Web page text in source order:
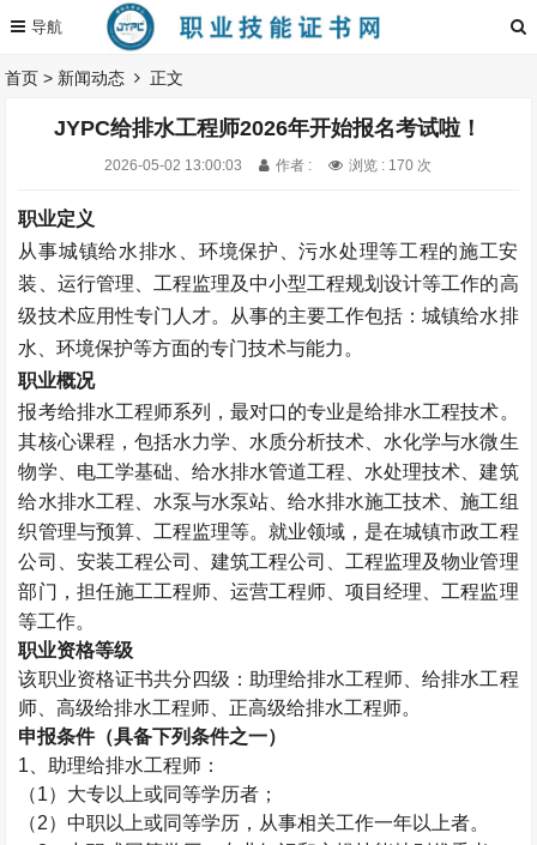
首页 > 新闻动态 正文
JYPC给排水工程师2026年开始报名考试啦！
2026-05-02 13:00:03 作者 : 浏览 : 170 次
职业定义
从事城镇给水排水、环境保护、污水处理等工程的施工安
装、运行管理、工程监理及中小型工程规划设计等工作的高
级技术应用性专门人才。从事的主要工作包括：城镇给水排
水、环境保护等方面的专门技术与能力。
职业概况
报考给排水工程师系列，最对口的专业是给排水工程技术。
其核心课程，包括水力学、水质分析技术、水化学与水微生
物学、电工学基础、给水排水管道工程、水处理技术、建筑
给水排水工程、水泵与水泵站、给水排水施工技术、施工组
织管理与预算、工程监理等。就业领域，是在城镇市政工程
公司、安装工程公司、建筑工程公司、工程监理及物业管理
部门，担任施工工程师、运营工程师、项目经理、工程监理
等工作。
职业资格等级
该职业资格证书共分四级：助理给排水工程师、给排水工程
师、高级给排水工程师、正高级给排水工程师。
申报条件（具备下列条件之一）
1 、助理给排水工程师：
（1）大专以上或同等学历者；
（2）中职以上或同等学历，从事相关工作一年以上者。